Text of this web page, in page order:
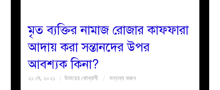
মৃত ব্যক্তির নামাজ রোজার কাফফারা
আদায় করা সন্তানদের উপর
আবশ্যক কিনা?
২১ মে, ২০২১ উমায়ের কোব্বাদী মন্তব্য করুন